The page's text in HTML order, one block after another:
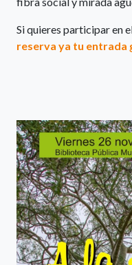
Si quieres participar en
reserva ya tu entrada